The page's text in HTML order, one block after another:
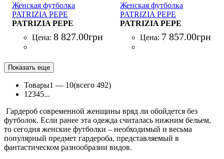
Женская футболка
PATRIZIA PEPE
MAGLIA/KNIT BICOLOR
PATRIZIA PEPE
Цена: 8 827.00грн
Женская футболка
PATRIZIA PEPE
MAGLIA/KNIT
PATRIZIA PEPE
Цена: 7 857.00грн
Показать еще
Товары1 — 10(всего 492)
1 2345...
Гардероб современной женщины вряд ли обойдется без
футболок. Если ранее эта одежда считалась нижним бельем,
то сегодня женские футболки – необходимый и весьма
популярный предмет гардероба, представляемый в
фантастическом разнообразии видов.